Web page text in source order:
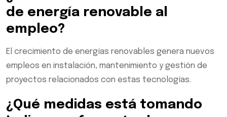
de energía renovable al
empleo?
El crecimiento de energías renovables genera nuevos
empleos en instalación, mantenimiento y gestión de
proyectos relacionados con estas tecnologías.
¿Qué medidas está tomando